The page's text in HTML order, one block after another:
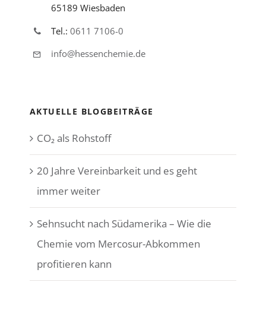
65189 Wiesbaden
Tel.: 0611 7106-0
info@hessenchemie.de
AKTUELLE BLOGBEITRÄGE
CO₂ als Rohstoff
20 Jahre Vereinbarkeit und es geht
immer weiter
Sehnsucht nach Südamerika – Wie die
Chemie vom Mercosur-Abkommen
profitieren kann